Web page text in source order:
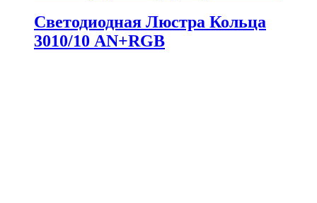
Светодиодная Люстра Кольца
3010/10 AN+RGB